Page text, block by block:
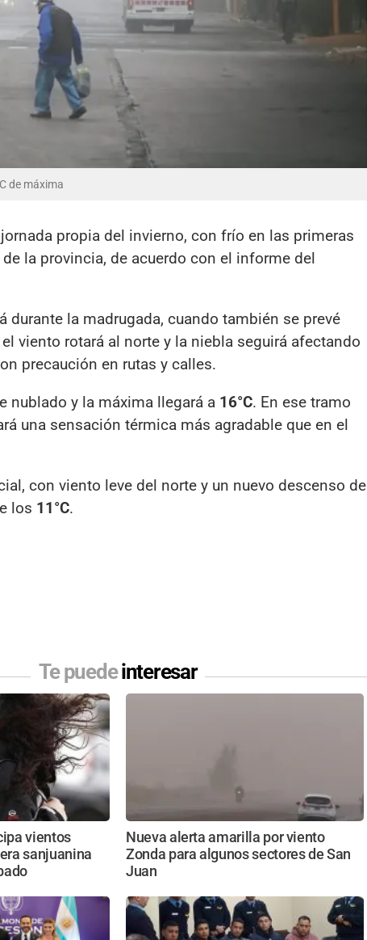
de máxima
propia del invierno, con frío en las primeras
la provincia, de acuerdo con el informe del
durante la madrugada, cuando también se prevé
viento rotará al norte y la niebla seguirá afectando
precaución en rutas y calles.
nublado y la máxima llegará a 16°C. En ese tramo
una sensación térmica más agradable que en el
con viento leve del norte y un nuevo descenso de
los 11°C.
Te puedeinteresar
vientos
sanjuanina
Nueva alerta amarilla por viento
Zonda para algunos sectores de San
Juan